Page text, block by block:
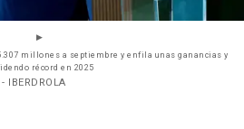
millones a septiembre y enfila unas ganancias y
récord en 2025
- IBERDROLA